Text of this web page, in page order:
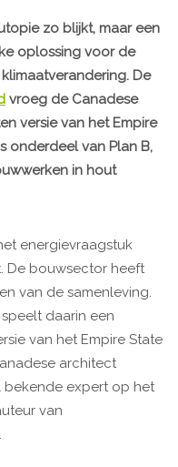
zo blijkt, maar een
oplossing voor de
De
vroeg de Canadese
versie van het Empire
onderdeel van Plan B,
in hout
energievraagstuk
De bouwsector heeft
van de samenleving.
daarin een
van het Empire State
architect
bekende expert op het
van
.